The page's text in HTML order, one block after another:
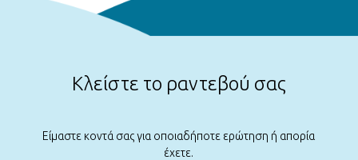
Κλείστε το ραντεβού σας
Είμαστε κοντά σας για οποιαδήποτε ερώτηση ή απορία
έχετε.